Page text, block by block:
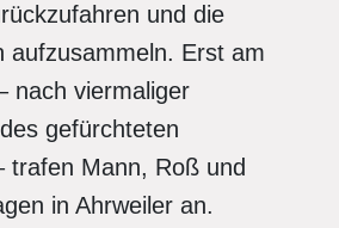
und die
aufzusammeln. Erst am
nach viermaliger
gefürchteten
trafen Mann, Roß und
in Ahrweiler an.